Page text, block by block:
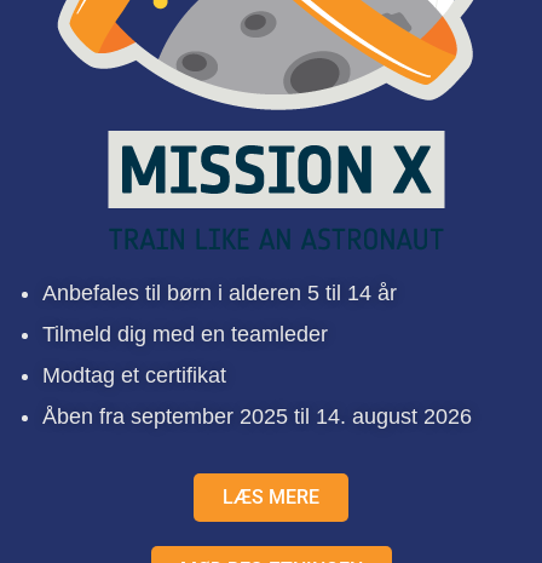
Anbefales til børn i alderen 5 til 14 år
Tilmeld dig med en teamleder
Modtag et certifikat
Åben fra september 2025 til 14. august 2026
LÆS MERE